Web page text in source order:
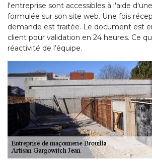
l'entreprise sont accessibles à l'aide
formulée sur son site web. Une fois
demande est traitée. Le document est
client pour validation en 24 heures. Ce
réactivité de l’équipe.